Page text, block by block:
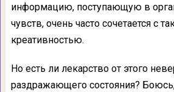
информацию, поступающую в
чувств, очень часто сочетается с
креативностью.
Но есть ли лекарство от этого
раздражающего состояния? Боюсь,